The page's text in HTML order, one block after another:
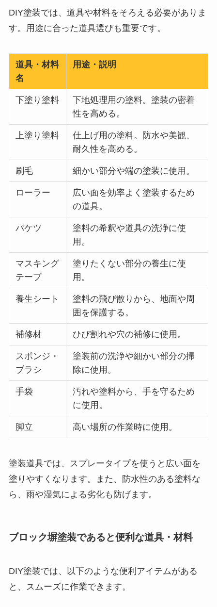
DIY塗装では、道具や材料をそろえる必要がありま
す。用途に合った道具選びも重要です。
道具・材料
名
用途・説明
下塗り塗料
下地処理用の塗料。塗装の密着
性を高める。
上塗り塗料
仕上げ用の塗料。防水や美観、
耐久性を高める。
刷毛 細かい部分や端の塗装に使用。
ローラー
広い面を効率よく塗装するため
の道具。
バケツ
塗料の希釈や道具の洗浄に使
用。
マスキング
テープ
塗りたくない部分の養生に使
用。
養生シート
塗料の飛び散りから、地面や周
囲を保護する。
補修材 ひび割れや穴の補修に使用。
スポンジ・
ブラシ
塗装前の洗浄や細かい部分の掃
除に使用。
手袋
汚れや塗料から、手を守るため
に使用。
脚立 高い場所の作業時に使用。
塗装道具では、スプレータイプを使うと広い面を
塗りやすくなります。また、防水性のある塗料な
ら、雨や湿気による劣化も防げます。
ブロック塀塗装であると便利な道具・材料
DIY塗装では、以下のような便利アイテムがある
と、スムーズに作業できます。